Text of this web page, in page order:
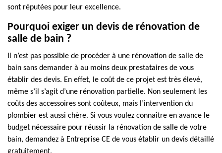
sont réputées pour leur excellence.
Pourquoi exiger un devis de rénovation de
salle de bain ?
Il n’est pas possible de procéder à une rénovation de salle de
bain sans demander à au moins deux prestataires de vous
établir des devis. En effet, le coût de ce projet est très élevé,
même s’il s’agit d’une rénovation partielle. Non seulement les
coûts des accessoires sont coûteux, mais l’intervention du
plombier est aussi chère. Si vous voulez connaître en avance le
budget nécessaire pour réussir la rénovation de salle de votre
bain, demandez à Entreprise CE de vous établir un devis détaillé